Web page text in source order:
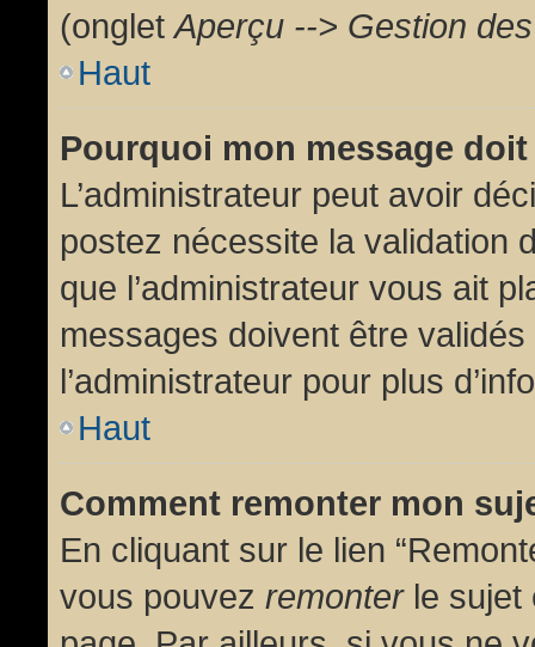
(ongletAperçu --> Gestion
Haut
Pourquoi mon message
L’administrateur peut avoir
postez nécessite la validation
que l’administrateur vous ait
messages doivent être
l’administrateur pour plus
Haut
Comment remonter mon
En cliquant sur le lien
vous pouvez remonterle sujet